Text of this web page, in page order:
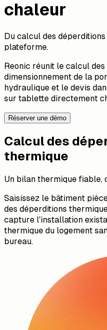
chaleur
Du calcul des
plateforme.
Reonic réunit le calcul
dimensionnement de la
hydraulique et le devis
sur tablette directement
Réserver une démo
Calcul des
thermique
Un bilan thermique fiable,
Saisissez le bâtiment
des déperditions
capture l'installation
thermique du logement
bureau.